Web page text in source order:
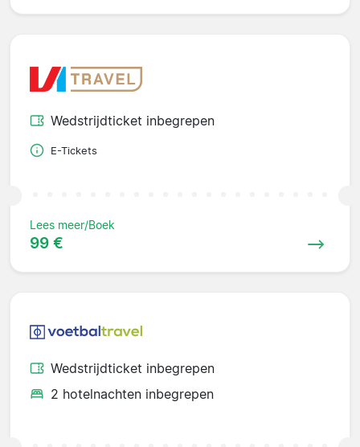
Wedstrijdticket inbegrepen
E-Tickets
Lees meer/Boek
99 €
Wedstrijdticket inbegrepen
2 hotelnachten inbegrepen